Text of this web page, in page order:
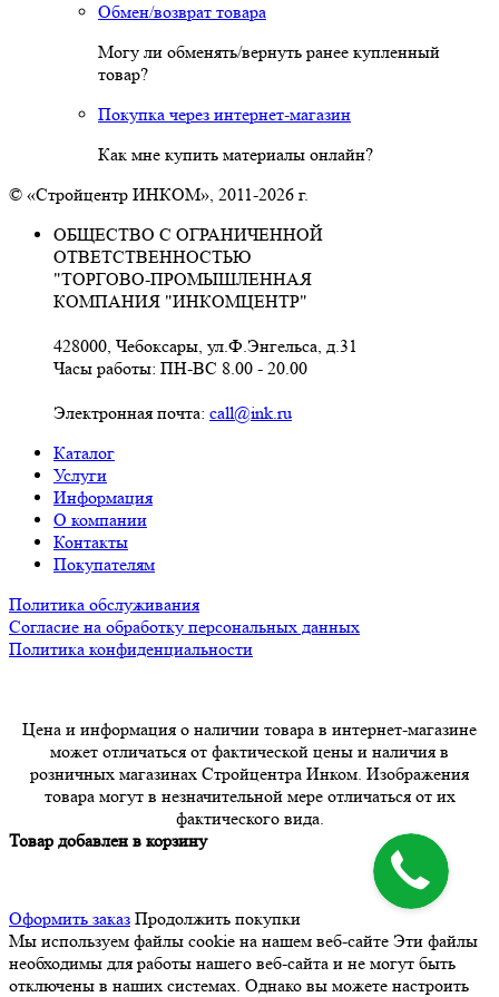
Обмен/возврат товара
Могу ли обменять/вернуть ранее купленный
товар?
Покупка через интернет-магазин
Как мне купить материалы онлайн?
© «Стройцентр ИНКОМ», 2011-2026 г.
ОБЩЕСТВО С ОГРАНИЧЕННОЙ
ОТВЕТСТВЕННОСТЬЮ
"ТОРГОВО-ПРОМЫШЛЕННАЯ
КОМПАНИЯ "ИНКОМЦЕНТР"
428000, Чебоксары, ул.Ф.Энгельса, д.31
Часы работы: ПН-ВС 8.00 - 20.00
Электронная почта: call@ink.ru
Каталог
Услуги
Информация
О компании
Контакты
Покупателям
Политика обслуживания
Согласие на обработку персональных данных
Политика конфиденциальности
Цена и информация о наличии товара в интернет-магазине
может отличаться от фактической цены и наличия в
розничных магазинах Стройцентра Инком. Изображения
товара могут в незначительной мере отличаться от их
фактического вида.
Товар добавлен в корзину
Оформить заказ Продолжить покупки
Мы используем файлы cookie на нашем веб-сайте Эти файлы
необходимы для работы нашего веб-сайта и не могут быть
отключены в наших системах. Однако вы можете настроить